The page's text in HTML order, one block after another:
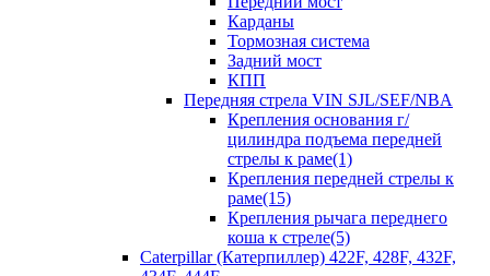
Карданы
Тормозная система
Задний мост
КПП
Передняя стрела VIN SJL/SEF/NBA
Крепления основания г/
цилиндра подъема передней
стрелы к раме(1)
Крепления передней стрелы к
раме(15)
Крепления рычага переднего
коша к стреле(5)
Caterpillar (Катерпиллер) 422F, 428F, 432F,